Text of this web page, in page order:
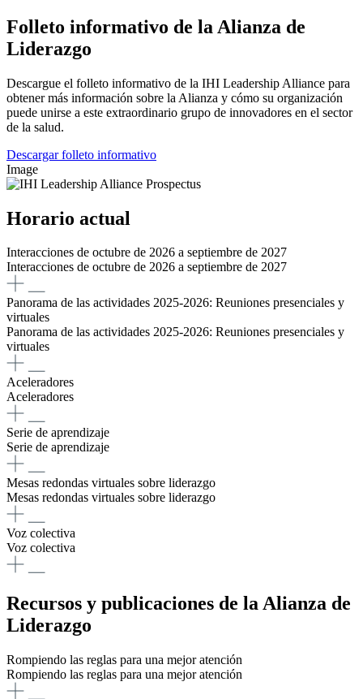
Folleto informativo de la Alianza de
Liderazgo
Descargue el folleto informativo de la IHI Leadership Alliance para
obtener más información sobre la Alianza y cómo su organización
puede unirse a este extraordinario grupo de innovadores en el sector
de la salud.
Descargar folleto informativo
Image
Horario actual
Interacciones de octubre de 2026 a septiembre de 2027
Interacciones de octubre de 2026 a septiembre de 2027
Panorama de las actividades 2025-2026: Reuniones presenciales y
virtuales
Panorama de las actividades 2025-2026: Reuniones presenciales y
virtuales
Aceleradores
Aceleradores
Serie de aprendizaje
Serie de aprendizaje
Mesas redondas virtuales sobre liderazgo
Mesas redondas virtuales sobre liderazgo
Voz colectiva
Voz colectiva
Recursos y publicaciones de la Alianza de
Liderazgo
Rompiendo las reglas para una mejor atención
Rompiendo las reglas para una mejor atención